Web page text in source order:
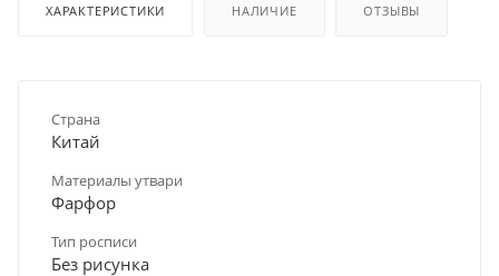
ХАРАКТЕРИСТИКИ НАЛИЧИЕ ОТЗЫВЫ
Страна
Китай
Материалы утвари
Фарфор
Тип росписи
Без рисунка